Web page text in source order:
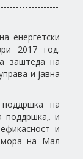
енергетски
2017 год.
заштеда на
и јавна
на
поддршка„ и
и
на Мал